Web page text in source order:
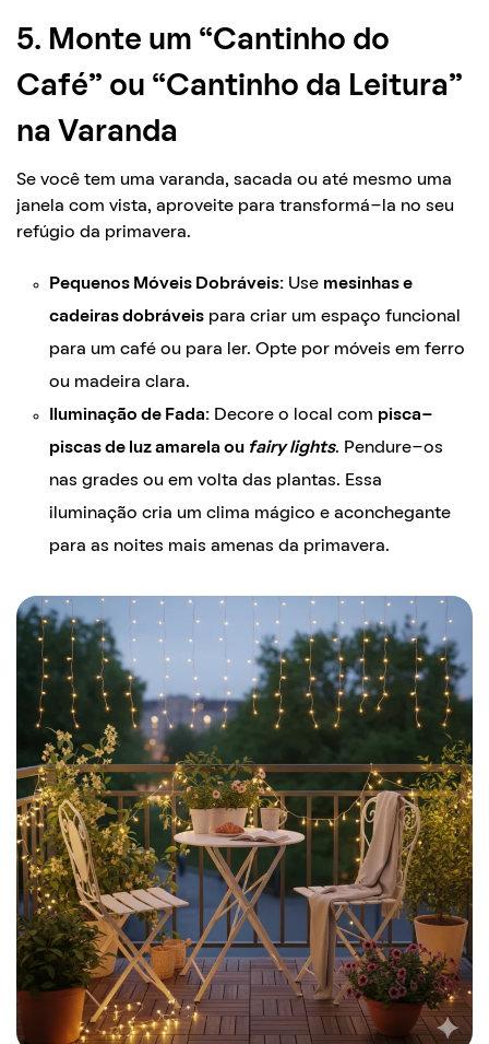
5. Monte um “Cantinho do
Café” ou “Cantinho da Leitura”
na Varanda
Se você tem uma varanda, sacada ou até mesmo uma
janela com vista, aproveite para transformá-la no seu
refúgio da primavera.
Pequenos Móveis Dobráveis: Use mesinhas e
cadeiras dobráveis para criar um espaço funcional
para um café ou para ler. Opte por móveis em ferro
ou madeira clara.
Iluminação de Fada: Decore o local com pisca-
piscas de luz amarela ou fairy lights. Pendure-os
nas grades ou em volta das plantas. Essa
iluminação cria um clima mágico e aconchegante
para as noites mais amenas da primavera.